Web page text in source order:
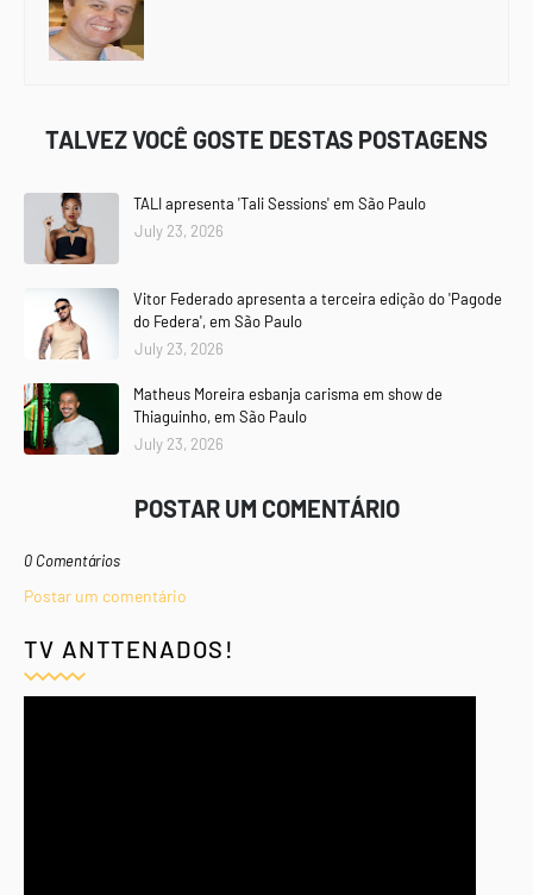
TALVEZ VOCÊ GOSTE DESTAS POSTAGENS
TALI apresenta 'Tali Sessions' em São Paulo
July 23, 2026
Vitor Federado apresenta a terceira edição do 'Pagode
do Federa', em São Paulo
July 23, 2026
Matheus Moreira esbanja carisma em show de
Thiaguinho, em São Paulo
July 23, 2026
POSTAR UM COMENTÁRIO
0 Comentários
Postar um comentário
TV ANTTENADOS!